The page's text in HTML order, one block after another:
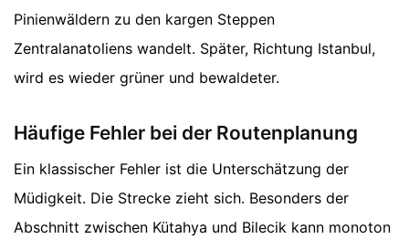
Pinienwäldern zu den kargen Steppen
Zentralanatoliens wandelt. Später, Richtung Istanbul,
wird es wieder grüner und bewaldeter.
Häufige Fehler bei der Routenplanung
Ein klassischer Fehler ist die Unterschätzung der
Müdigkeit. Die Strecke zieht sich. Besonders der
Abschnitt zwischen Kütahya und Bilecik kann monoton